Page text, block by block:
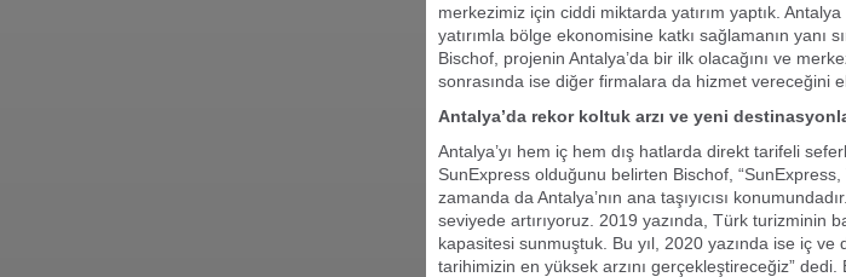
merkezimiz için ciddi miktarda yatırım yaptık.
yatırımla bölge ekonomisine katkı sağlamanın yanı
Bischof, projenin Antalya’da bir ilk olacağını ve
sonrasında ise diğer firmalara da hizmet vereceğini
Antalya’da rekor koltuk arzı ve yeni
Antalya’yı hem iç hem dış hatlarda direkt tarifeli
SunExpress olduğunu belirten Bischof, “SunExpress,
zamanda da Antalya’nın ana taşıyıcısı
seviyede artırıyoruz. 2019 yazında, Türk turizminin
kapasitesi sunmuştuk. Bu yıl, 2020 yazında ise iç ve
tarihimizin en yüksek arzını gerçekleştireceğiz” dedi.